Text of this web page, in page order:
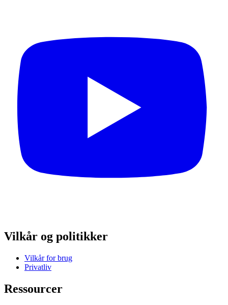
Vilkår og politikker
Vilkår for brug
Privatliv
Ressourcer